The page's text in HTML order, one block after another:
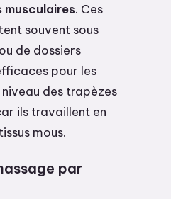
. Ces
souvent sous
de dossiers
pour les
des trapèzes
ils travaillent en
mous.
par